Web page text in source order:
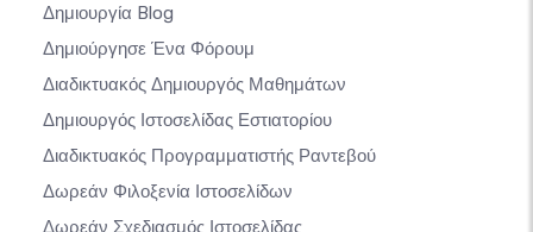
Δημιουργία Blog
Δημιούργησε Ένα Φόρουμ
Διαδικτυακός Δημιουργός Μαθημάτων
Δημιουργός Ιστοσελίδας Εστιατορίου
Διαδικτυακός Προγραμματιστής Ραντεβού
Δωρεάν Φιλοξενία Ιστοσελίδων
Δωρεάν Σχεδιασμός Ιστοσελίδας